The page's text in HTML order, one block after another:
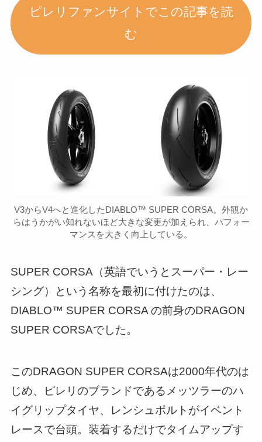
ピレリファンサイトでこの記事を読
む
V3からV4へと進化したDIABLO™ SUPER CORSA。外観か
らはうかがい知れないほど大きな変更が加えられ、パフォー
マンスを大きく向上している。
SUPER CORSA（英語でいうとスーパー・レー
シング）という名称を最初に付けたのは、
DIABLO™ SUPER CORSA の前身のDRAGON
SUPER CORSAでした。
このDRAGON SUPER CORSAは2000年代のは
じめ、ピレリのブランドであるメッツラーのハ
イグリップタイヤ、レンシュポルトがイベント
レースで台頭。装着するだけでタイムアップす